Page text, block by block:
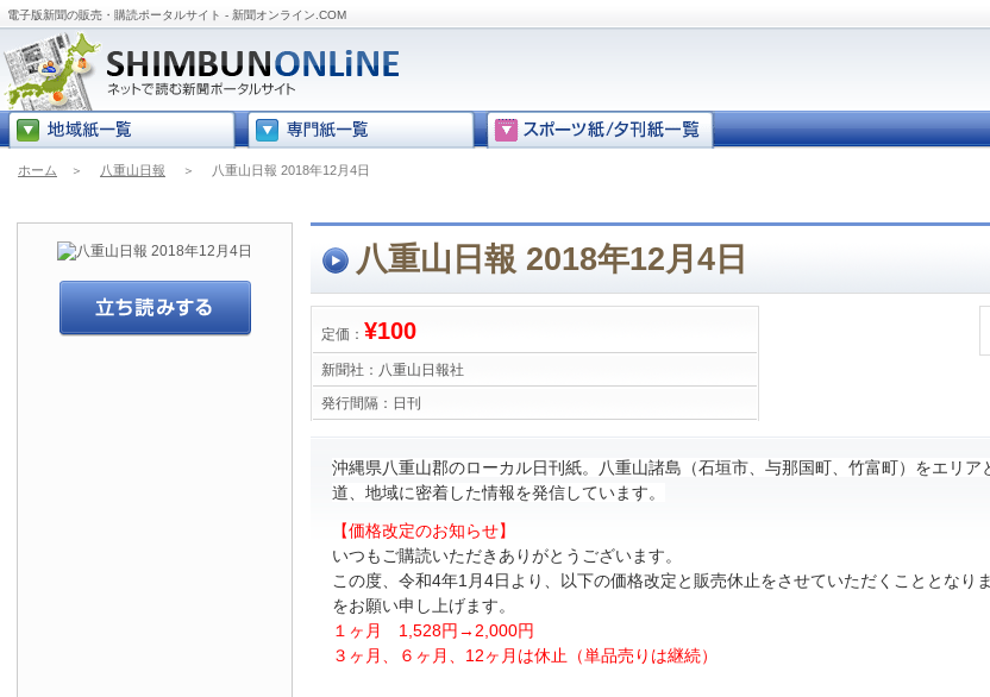
電子版新聞の販売・購読ポータルサイト - 新聞オンライン.COM
ホーム ＞ 八重山日報 ＞ 八重山日報 2018年12月4日
八重山日報 2018年12月4日
定価： ¥100
新聞社： 八重山日報社
発行間隔： 日刊
沖縄県八重山郡のローカル日刊紙。八重山諸島（石垣市、与那国町、竹富町）をエリア
道、地域に密着した情報を発信しています。
【価格改定のお知らせ】
いつもご購読いただきありがとうございます。
この度、令和4年1月4日より、以下の価格改定と販売休止をさせていただくこととなり
をお願い申し上げます。
１ヶ月 1,528円 →2,000円
３ヶ月、６ヶ月、 12ヶ月は休止（単品売りは継続）